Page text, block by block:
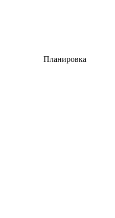
Планировка